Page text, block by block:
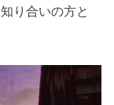
り合いの方と